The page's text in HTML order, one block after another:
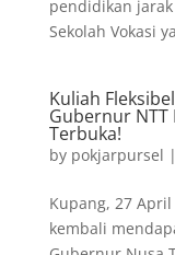
pendidikan
Sekolah Vokasi
Kuliah
Gubernur NTT
Terbuka!
by pokjarpursel |
Kupang, 27
kembali